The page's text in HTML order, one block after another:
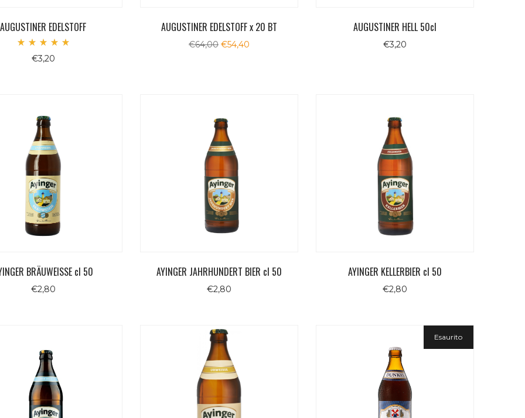
AUGUSTINER EDELSTOFF
5.00
€3,20
AUGUSTINER EDELSTOFF x 20 BT
€64,00 Il
€54,40Il
AUGUSTINER HELL 50cl
€3,20
BRÄUWEISSE cl 50
€2,80
AYINGER JAHRHUNDERT BIER cl 50
€2,80
AYINGER KELLERBIER cl 50
€2,80
Esaurito